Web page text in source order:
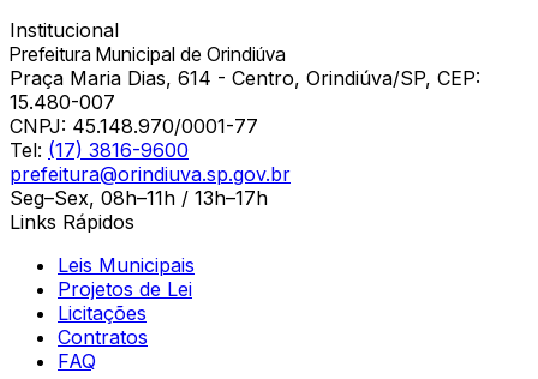
Institucional
Prefeitura Municipal de Orindiúva
Praça Maria Dias, 614 - Centro, Orindiúva/SP, CEP:
15.480-007
CNPJ: 45.148.970/0001-77
Tel: (17) 3816-9600
prefeitura@orindiuva.sp.gov.br
Seg–Sex, 08h–11h / 13h–17h
Links Rápidos
Leis Municipais
Projetos de Lei
Licitações
Contratos
FAQ